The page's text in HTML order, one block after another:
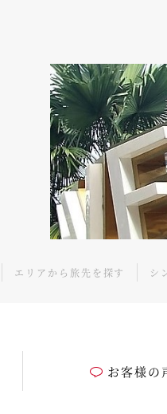
エリアから旅先を探す シ
お客様の